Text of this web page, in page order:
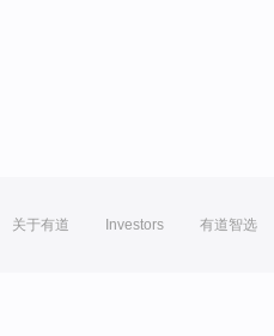
关于有道 Investors 有道智选